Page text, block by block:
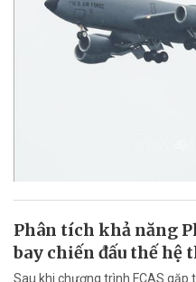
Phân tích khả năng
bay chiến đấu thế hệ
Sau khi chương trình FCAS gặp